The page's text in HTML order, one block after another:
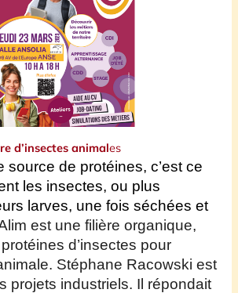
d’insectes animales
source de protéines, c’est ce
les insectes, ou plus
larves, une fois séchées et
est une filière organique,
d’insectes pour
Stéphane Racowski est
projets industriels. Il répondait